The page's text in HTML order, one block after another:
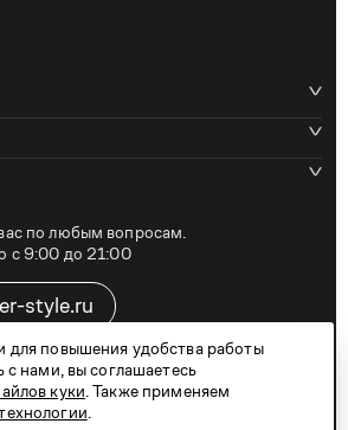
по любым вопросам.
с 9:00 до 21:00
style.ru
для повышения удобства работы
с нами, вы соглашаетесь
куки . Также применяем